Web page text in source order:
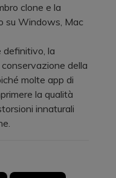
clone e la
su Windows, Mac
la
della
molte app di
la qualità
innaturali